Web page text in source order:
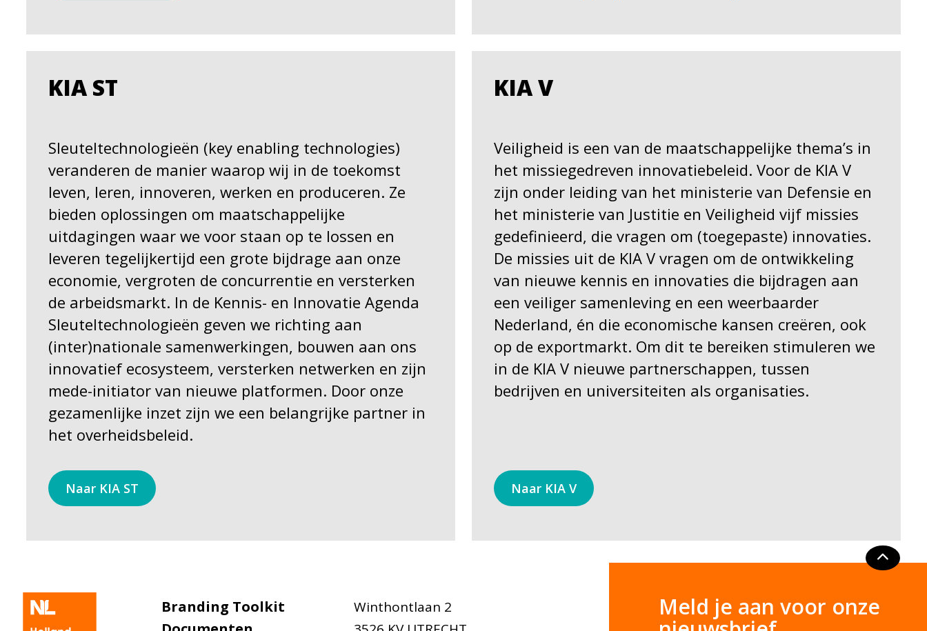
KIA ST
Sleuteltechnologieën (key enabling technologies)
veranderen de manier waarop wij in de toekomst
leven, leren, innoveren, werken en produceren. Ze
bieden oplossingen om maatschappelijke
uitdagingen waar we voor staan op te lossen en
leveren tegelijkertijd een grote bijdrage aan onze
economie, vergroten de concurrentie en versterken
de arbeidsmarkt. In de Kennis- en Innovatie Agenda
Sleuteltechnologieën geven we richting aan
(inter)nationale samenwerkingen, bouwen aan ons
innovatief ecosysteem, versterken netwerken en zijn
mede-initiator van nieuwe platformen. Door onze
gezamenlijke inzet zijn we een belangrijke partner in
het overheidsbeleid.
Naar KIA ST
KIA V
Veiligheid is een van de maatschappelijke thema’s in
het missiegedreven innovatiebeleid. Voor de KIA V
zijn onder leiding van het ministerie van Defensie en
het ministerie van Justitie en Veiligheid vijf missies
gedefinieerd, die vragen om (toegepaste) innovaties.
De missies uit de KIA V vragen om de ontwikkeling
van nieuwe kennis en innovaties die bijdragen aan
een veiliger samenleving en een weerbaarder
Nederland, én die economische kansen creëren, ook
op de exportmarkt. Om dit te bereiken stimuleren we
in de KIA V nieuwe partnerschappen, tussen
bedrijven en universiteiten als organisaties.
Naar KIA V
Branding Toolkit
Winthontlaan 2
Meld je aan voor onze